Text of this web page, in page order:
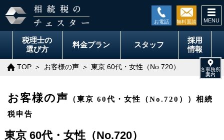
税理士の
選び方
料金プラン スタッフ
採用
情報
TOP お客様の声 東京 60代・女性（No.720）
お客様の声
（東京 60代・女性（No.720））相続
税申告
東京 60代・女性（No.720）